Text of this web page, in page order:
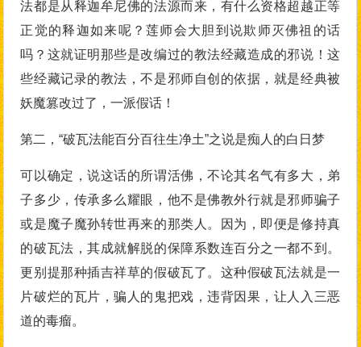
法都是从释迦牟尼佛的法源而来，有什么资格超越正等
正觉的释迦如来呢？莲师会大胆到说欺师灭佛祖的话
吗？这就证明那些是改编过的教法经藏造成的邪说！这
些经藏记录的教法，不是邪师自创的依据，就是经典被
妖魔篡改过了，一派假话！
第二，“破瓦法能百分百往生净土”之说是痴人的白日梦
可以确定，说这话的所谓活佛，不论其名气有多大，弟
子多少，传承多么耀眼，他不是佛教外行就是邪师骗子
或是魔子魔孙转世再来的那类人。因为，即便是修持真
的破瓦法，其成就解脱的保障系数连百分之一都不到。
更别提那种插吉祥草的假破瓦了。这种假破瓦法就是一
片破烂的瓦片，骗人的鬼把戏，违背因果，让人入三恶
道的毒瘤。